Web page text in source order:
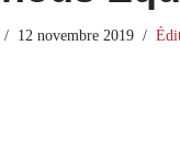
12 novembre 2019